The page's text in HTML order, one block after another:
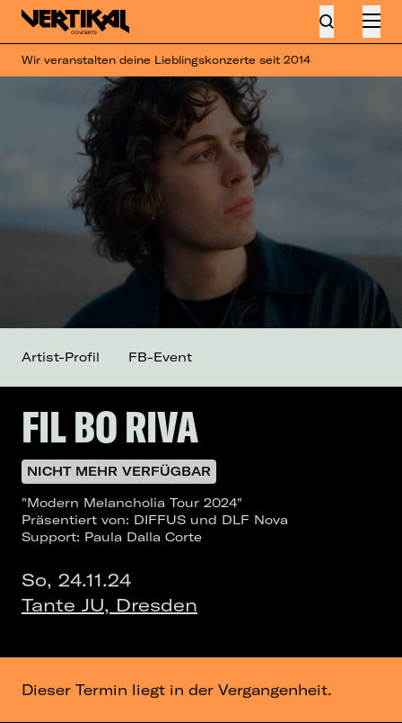
Wir veranstalten deine Lieblingskonzerte seit 2014
FIL BO RIVA
NICHT MEHR VERFÜGBAR
"Modern Melancholia Tour 2024"
Präsentiert von: DIFFUS und DLF Nova
Support: Paula Dalla Corte
So, 24.11.24
Tante JU, Dresden
Artist-Profil FB-Event
Dieser Termin liegt in der Vergangenheit.